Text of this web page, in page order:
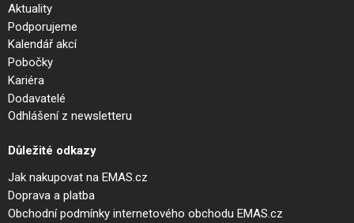
Aktuality
Podporujeme
Kalendář akcí
Pobočky
Kariéra
Dodavatelé
Odhlášení z newsletteru
Důležité odkazy
Jak nakupovat na EMAS.cz
Doprava a platba
Obchodní podmínky internetového obchodu EMAS.cz